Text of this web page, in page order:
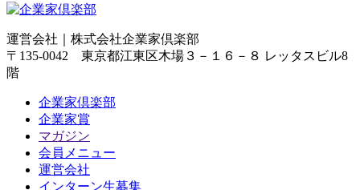
運営会社｜ 株式会社企業家倶楽部
〒135-0042 東京都江東区木場３－１６－８ レッタスビル8
階
企業家倶楽部
企業家賞
マガジン
会員メニュー
運営会社
インターン生募集